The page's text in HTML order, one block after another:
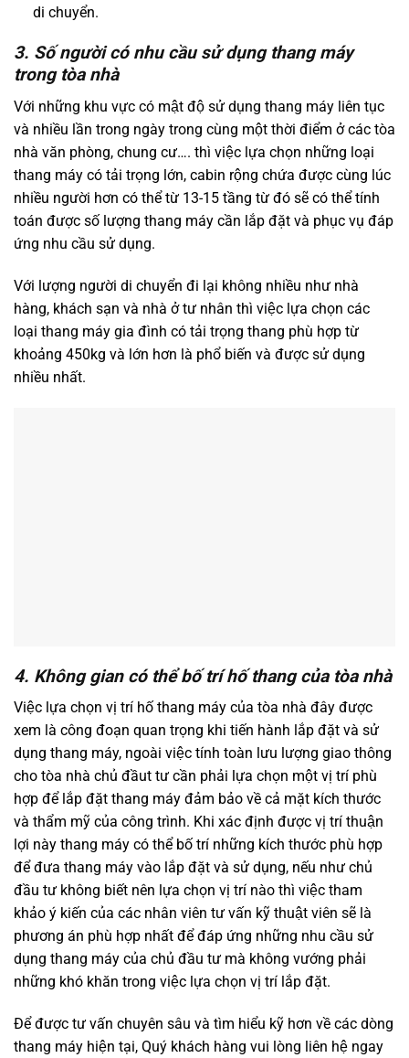
di chuyển.
3. Số người có nhu cầu sử dụng thang máy
trong tòa nhà
Với những khu vực có mật độ sử dụng thang máy liên tục
và nhiều lần trong ngày trong cùng một thời điểm ở các tòa
nhà văn phòng, chung cư…. thì việc lựa chọn những loại
thang máy có tải trọng lớn, cabin rộng chứa được cùng lúc
nhiều người hơn có thể từ 13-15 tầng từ đó sẽ có thể tính
toán được số lượng thang máy cần lắp đặt và phục vụ đáp
ứng nhu cầu sử dụng.
Với lượng người di chuyển đi lại không nhiều như nhà
hàng, khách sạn và nhà ở tư nhân thì việc lựa chọn các
loại thang máy gia đình có tải trọng thang phù hợp từ
khoảng 450kg và lớn hơn là phổ biến và được sử dụng
nhiều nhất.
4. Không gian có thể bố trí hố thang của tòa nhà
Việc lựa chọn vị trí hố thang máy của tòa nhà đây được
xem là công đoạn quan trọng khi tiến hành lắp đặt và sử
dụng thang máy, ngoài việc tính toàn lưu lượng giao thông
cho tòa nhà chủ đầut tư cần phải lựa chọn một vị trí phù
hợp để lắp đặt thang máy đảm bảo về cả mặt kích thước
và thẩm mỹ của công trình. Khi xác định được vị trí thuận
lợi này thang máy có thể bố trí những kích thước phù hợp
để đưa thang máy vào lắp đặt và sử dụng, nếu như chủ
đầu tư không biết nên lựa chọn vị trí nào thì việc tham
khảo ý kiến của các nhân viên tư vấn kỹ thuật viên sẽ là
phương án phù hợp nhất để đáp ứng những nhu cầu sử
dụng thang máy của chủ đầu tư mà không vướng phải
những khó khăn trong việc lựa chọn vị trí lắp đặt.
Để được tư vấn chuyên sâu và tìm hiểu kỹ hơn về các dòng
thang máy hiện tại, Quý khách hàng vui lòng liên hệ ngay